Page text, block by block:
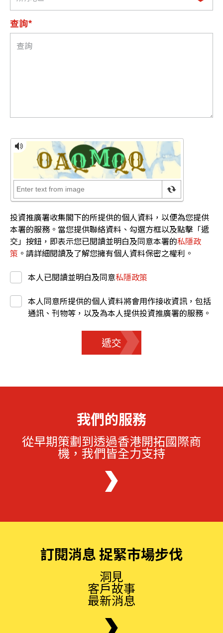
查詢*
投資推廣署收集閣下的所提供的個人資料，以便為您提供
本署的服務。當您提供聯絡資料、勾選方框以及點擊「遞
交」按鈕，即表示您已閱讀並明白及同意本署的私隱政
策 。請詳細閱讀及了解您擁有個人資料保密之權利。
本人已閱讀並明白及同意私隱政策
本人同意所提供的個人資料將會用作接收資訊，包括
通訊、刊物等，以及為本人提供投資推廣署的服務。
遞交
我們的服務
從早期策劃到透過香港開拓國際商
機，我們皆全力支持
訂閱消息 捉緊市場步伐
洞見
客戶故事
最新消息